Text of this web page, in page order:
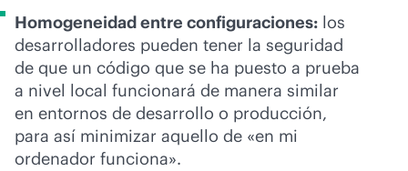
Homogeneidad entre configuraciones: los
desarrolladores pueden tener la seguridad
de que un código que se ha puesto a prueba
a nivel local funcionará de manera similar
en entornos de desarrollo o producción,
para así minimizar aquello de «en mi
ordenador funciona».